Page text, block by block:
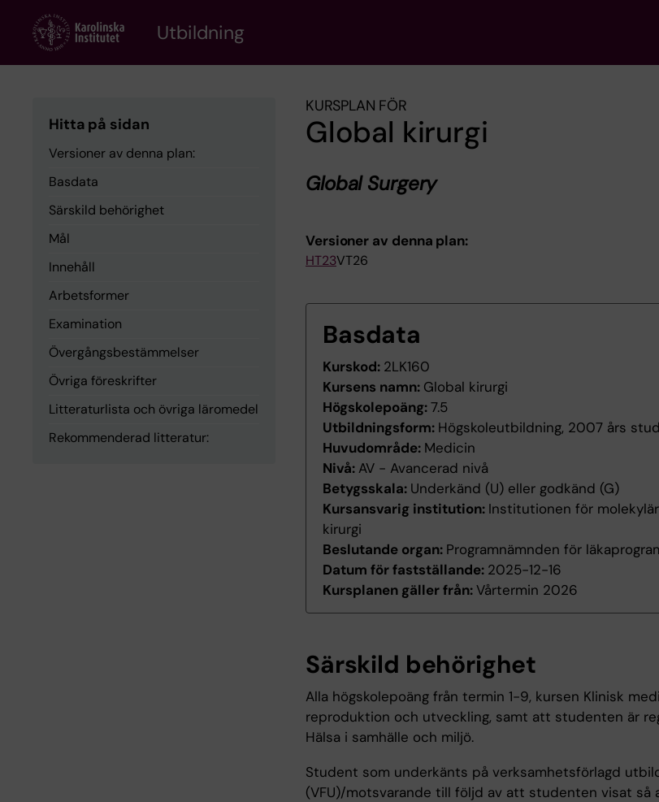
content
Utbildning
Hitta på sidan
Versioner av denna plan:
Basdata
Särskild behörighet
Mål
Innehåll
Arbetsformer
Examination
Övergångsbestämmelser
Övriga föreskrifter
Litteraturlista och övriga läromedel
Rekommenderad litteratur:
KURSPLAN FÖR
Global kirurgi
Global Surgery
Versioner av denna plan:
HT23VT26
Basdata
Kurskod: 2LK160
Kursens namn: Global kirurgi
Högskolepoäng:7.5
Utbildningsform: Högskoleutbildning, 2007 års
Huvudområde: Medicin
Nivå: AV - Avancerad nivå
Betygsskala: Underkänd (U) eller godkänd (G)
Kursansvarig institution: Institutionen för
kirurgi
Beslutande organ: Programnämnden för
Datum för fastställande: 2025-12-16
Kursplanen gäller från:Vårtermin 2026
Särskild behörighet
Alla högskolepoäng från termin 1-9, kursen Klinisk
reproduktion och utveckling, samt att studenten är
Hälsa i samhälle och miljö.
Student som underkänts på verksamhetsförlagd
(VFU)/motsvarande till följd av att studenten visat så